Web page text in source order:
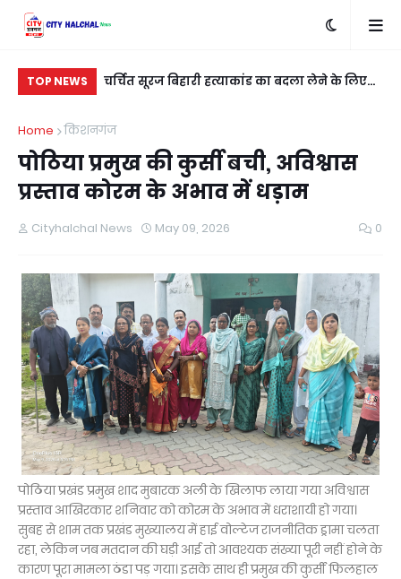
TOP NEWS
वोल्ट तार की
चर्चित सूरज बिहारी हत्याकांड का बदला लेने के लिए
Home
किशनगंज
पोठिया प्रमुख की कुर्सी बची, अविश्वास
प्रस्ताव कोरम के अभाव में धड़ाम
Cityhalchal News May 09, 2026 0
पोठिया प्रखंड प्रमुख शाद मुबारक अली के खिलाफ लाया गया अविश्वास
प्रस्ताव आखिरकार शनिवार को कोरम के अभाव में धराशायी हो गया।
सुबह से शाम तक प्रखंड मुख्यालय में हाई वोल्टेज राजनीतिक ड्रामा चलता
रहा, लेकिन जब मतदान की घड़ी आई तो आवश्यक संख्या पूरी नहीं होने के
कारण पूरा मामला ठंडा पड़ गया। इसके साथ ही प्रमुख की कुर्सी फिलहाल